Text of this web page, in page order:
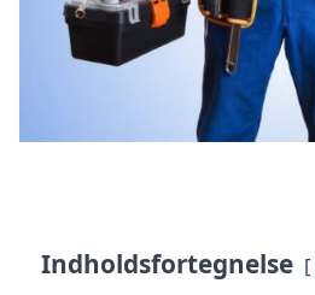
Indholdsfortegnelse